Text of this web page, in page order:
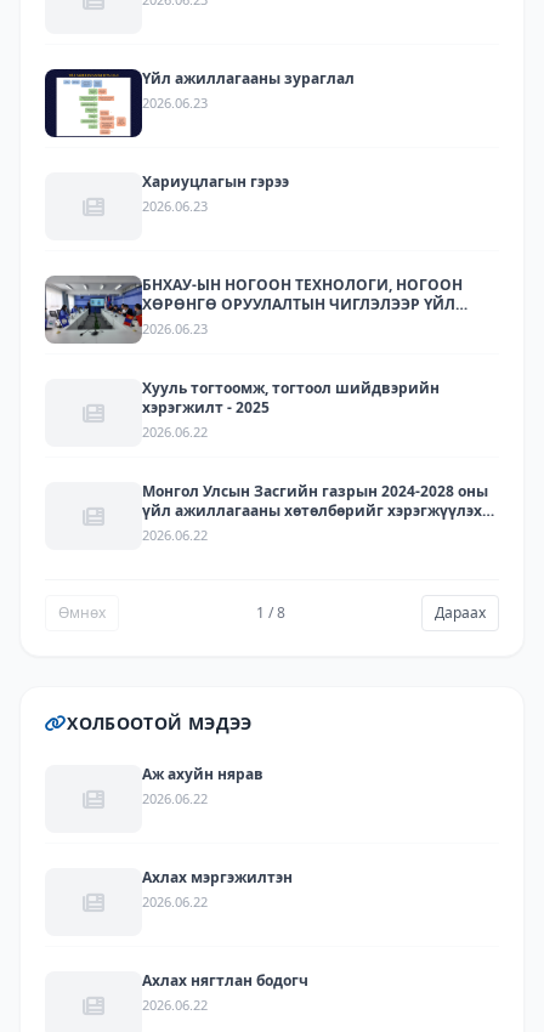
Үйл ажиллагааны зураглал
2026.06.23
Хариуцлагын гэрээ
2026.06.23
БНХАУ-ЫН НОГООН ТЕХНОЛОГИ, НОГООН
ХӨРӨНГӨ ОРУУЛАЛТЫН ЧИГЛЭЛЭЭР ҮЙЛ
АЖИЛЛАГАА ЯВУУЛДАГ ЛАРИТЕК ХХК-ЫН
2026.06.23
Хууль тогтоомж, тогтоол шийдвэрийн
хэрэгжилт - 2025
2026.06.22
Монгол Улсын Засгийн газрын 2024-2028 оны
үйл ажиллагааны хөтөлбөрийг хэрэгжүүлэх
арга хэмжээний төлөвлөгөөний хэрэгжилт -
2026.06.22
Өмнөх 1 / 8 Дараах
ХОЛБООТОЙ МЭДЭЭ
Аж ахуйн нярав
2026.06.22
Ахлах мэргэжилтэн
2026.06.22
Ахлах нягтлан бодогч
2026.06.22